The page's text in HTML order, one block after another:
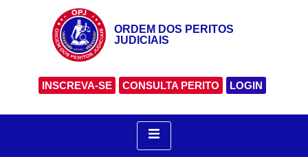
ORDEM DOS PERITOS
JUDICIAIS
INSCREVA-SE CONSULTA PERITO LOGIN